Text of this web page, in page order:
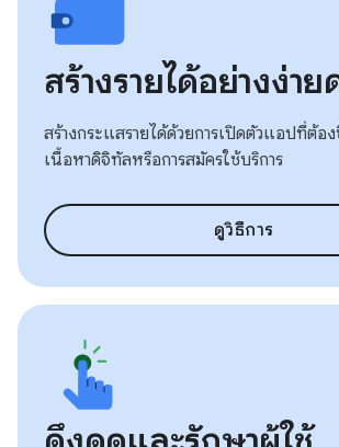
สร้างรายได้อย่างง่าย
สร้างกระแสรายได้ด้วยการเปิดตัวแอปที่ต้อ
เนื้อหาดิจิทัลหรือการสมัครใช้บริการ
ดูวิธีการ